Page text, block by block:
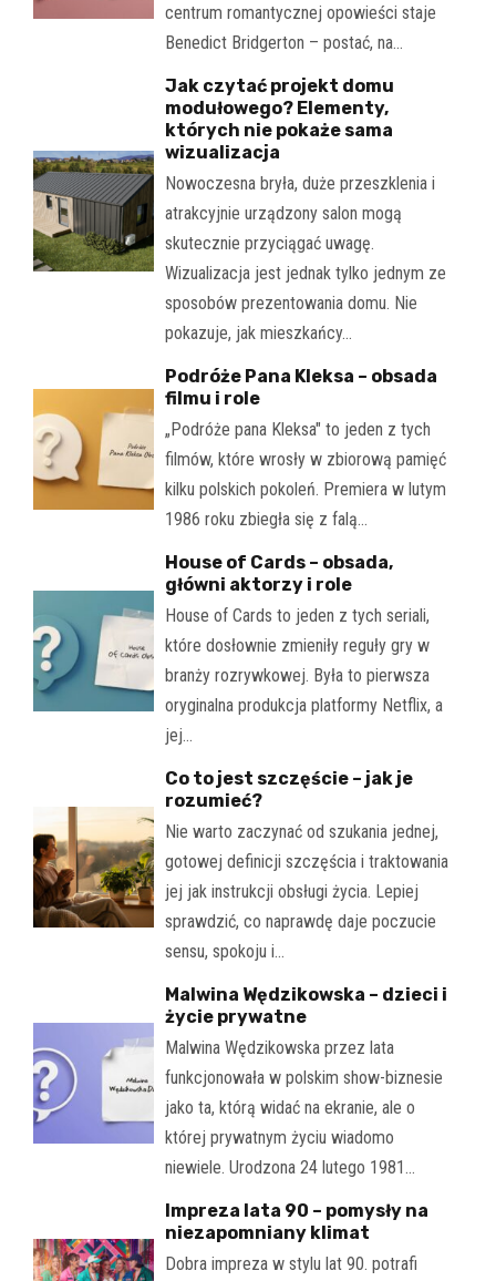
centrum romantycznej opowieści staje
Benedict Bridgerton – postać, na…
Jak czytać projekt domu
modułowego? Elementy,
których nie pokaże sama
wizualizacja
Nowoczesna bryła, duże przeszklenia i
atrakcyjnie urządzony salon mogą
skutecznie przyciągać uwagę.
Wizualizacja jest jednak tylko jednym ze
sposobów prezentowania domu. Nie
pokazuje, jak mieszkańcy…
Podróże Pana Kleksa – obsada
filmu i role
„Podróże pana Kleksa" to jeden z tych
filmów, które wrosły w zbiorową pamięć
kilku polskich pokoleń. Premiera w lutym
1986 roku zbiegła się z falą…
House of Cards – obsada,
główni aktorzy i role
House of Cards to jeden z tych seriali,
które dosłownie zmieniły reguły gry w
branży rozrywkowej. Była to pierwsza
oryginalna produkcja platformy Netflix, a
jej…
Co to jest szczęście – jak je
rozumieć?
Nie warto zaczynać od szukania jednej,
gotowej definicji szczęścia i traktowania
jej jak instrukcji obsługi życia. Lepiej
sprawdzić, co naprawdę daje poczucie
sensu, spokoju i…
Malwina Wędzikowska – dzieci i
życie prywatne
Malwina Wędzikowska przez lata
funkcjonowała w polskim show-biznesie
jako ta, którą widać na ekranie, ale o
której prywatnym życiu wiadomo
niewiele. Urodzona 24 lutego 1981…
Impreza lata 90 – pomysły na
niezapomniany klimat
Dobra impreza w stylu lat 90. potrafi